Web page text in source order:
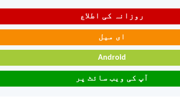
روزانہ کی اطلاع
ای میل
Android
آپ کی ویب سائٹ پر